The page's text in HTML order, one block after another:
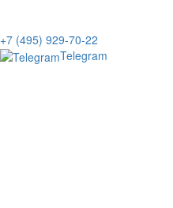
+7 (495) 929-70-22
Telegram